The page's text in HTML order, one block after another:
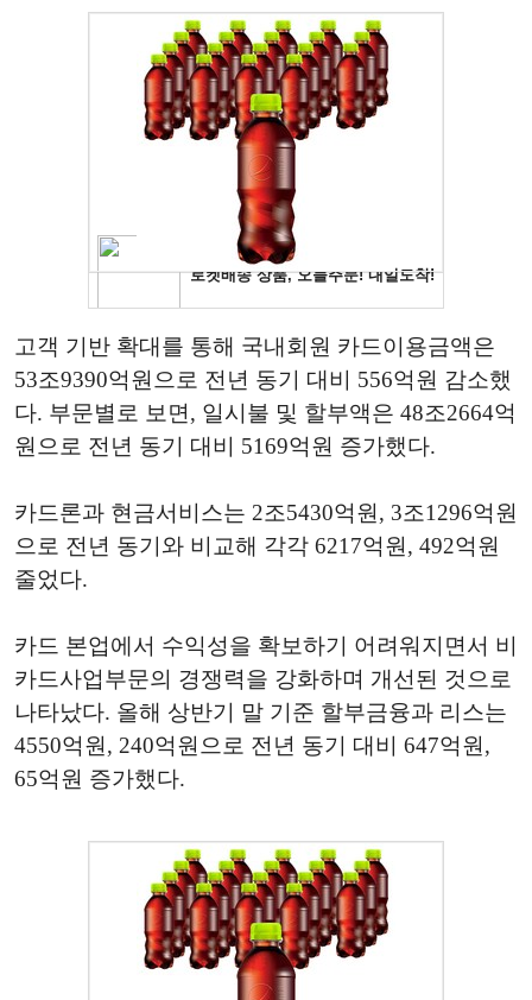
고객 기반 확대를 통해 국내회원 카드이용금액은
53조9390억원으로 전년 동기 대비 556억원 감소했
다. 부문별로 보면, 일시불 및 할부액은 48조2664억
원으로 전년 동기 대비 5169억원 증가했다.
카드론과 현금서비스는 2조5430억원, 3조1296억원
으로 전년 동기와 비교해 각각 6217억원, 492억원
줄었다.
카드 본업에서 수익성을 확보하기 어려워지면서 비
카드사업부문의 경쟁력을 강화하며 개선된 것으로
나타났다. 올해 상반기 말 기준 할부금융과 리스는
4550억원, 240억원으로 전년 동기 대비 647억원,
65억원 증가했다.